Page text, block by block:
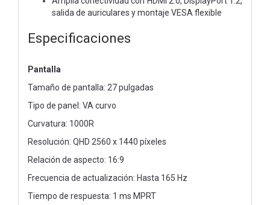
salida de auriculares y montaje VESA flexible
Especificaciones
Pantalla
Tamaño de pantalla: 27 pulgadas
Tipo de panel: VA curvo
Curvatura: 1000R
Resolución: QHD 2560 x 1440 píxeles
Relación de aspecto: 16:9
Frecuencia de actualización: Hasta 165 Hz
Tiempo de respuesta: 1 ms MPRT